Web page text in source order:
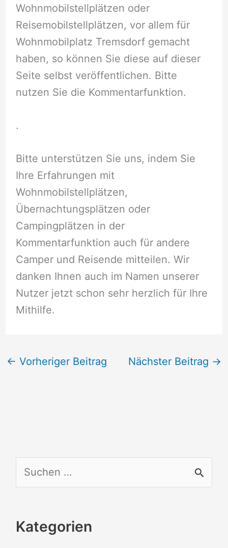
Wohnmobilstellplätzen oder
Reisemobilstellplätzen, vor allem für
Wohnmobilplatz Tremsdorf gemacht
haben, so können Sie diese auf dieser
Seite selbst veröffentlichen. Bitte
nutzen Sie die Kommentarfunktion.
.
Bitte unterstützen Sie uns, indem Sie
Ihre Erfahrungen mit
Wohnmobilstellplätzen,
Übernachtungsplätzen oder
Campingplätzen in der
Kommentarfunktion auch für andere
Camper und Reisende mitteilen. Wir
danken Ihnen auch im Namen unserer
Nutzer jetzt schon sehr herzlich für Ihre
Mithilfe.
← Vorheriger Beitrag Nächster Beitrag →
u
h
Kategorien